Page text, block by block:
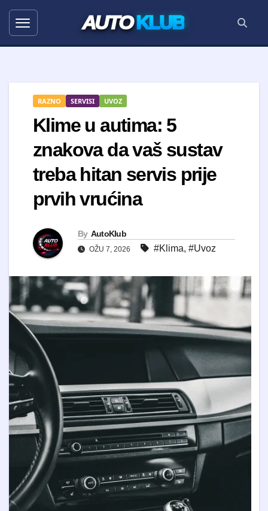
AUTOKLUB
RAZNO SERVISI UVOZ
Klime u autima: 5
znakova da vaš sustav
treba hitan servis prije
prvih vrućina
By AutoKlub
OŽU 7, 2026 #Klima, #Uvoz